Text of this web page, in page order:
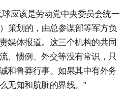
应该是劳动党中央委员会统一
策划的，由总参谋部等军方负
媒体报道。这三个机构的共同
、惯例、外交等没有常识，只
和鲁莽行事。如果其中有外务
无知和肮脏的界线。”